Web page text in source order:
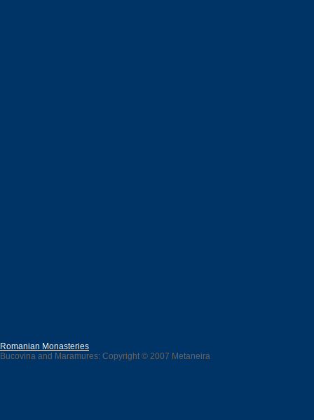
Romanian Monasteries
Bucovina and Maramures: Copyright © 2007 Metaneira